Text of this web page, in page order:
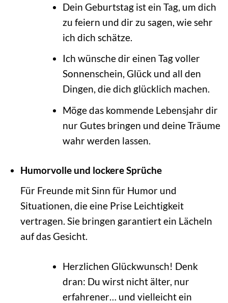
Dein Geburtstag ist ein Tag, um dich
zu feiern und dir zu sagen, wie sehr
ich dich schätze.
Ich wünsche dir einen Tag voller
Sonnenschein, Glück und all den
Dingen, die dich glücklich machen.
Möge das kommende Lebensjahr dir
nur Gutes bringen und deine Träume
wahr werden lassen.
Humorvolle und lockere Sprüche
Für Freunde mit Sinn für Humor und
Situationen, die eine Prise Leichtigkeit
vertragen. Sie bringen garantiert ein Lächeln
auf das Gesicht.
Herzlichen Glückwunsch! Denk
dran: Du wirst nicht älter, nur
erfahrener… und vielleicht ein